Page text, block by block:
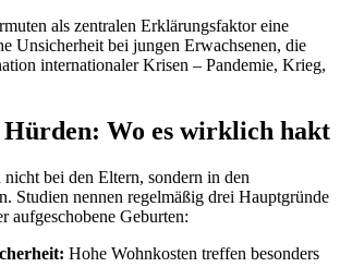
als zentralen Erklärungsfaktor eine
Unsicherheit bei jungen Erwachsenen, die
internationaler Krisen – Pandemie, Krieg,
Wo es wirklich hakt
bei den Eltern, sondern in den
Studien nennen regelmäßig drei Hauptgründe
aufgeschobene Geburten:
Hohe Wohnkosten treffen besonders